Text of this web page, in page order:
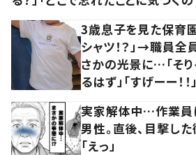
3歳息子を見た保育
シャツ！？」→職員全
さかの光景に…「そ
るはず」「すげーー！！」
実家解体中…作業員
男性。直後、目撃し
「えっ」